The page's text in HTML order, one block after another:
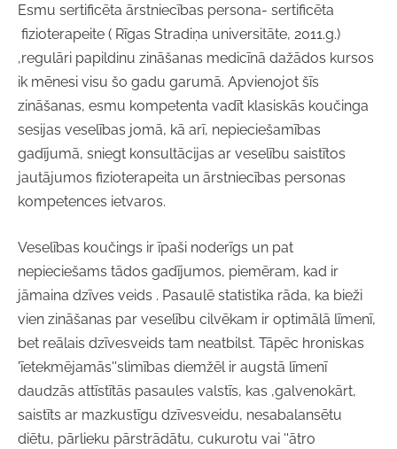
Esmu sertificēta ārstniecības persona- sertificēta
fizioterapeite ( Rīgas Stradiņa universitāte, 2011.g.)
,regulāri papildinu zināšanas medicīnā dažādos kursos
ik mēnesi visu šo gadu garumā. Apvienojot šīs
zināšanas, esmu kompetenta vadīt klasiskās koučinga
sesijas veselības jomā, kā arī, nepieciešamības
gadījumā, sniegt konsultācijas ar veselību saistītos
jautājumos fizioterapeita un ārstniecības personas
kompetences ietvaros.
Veselības koučings ir īpaši noderīgs un pat
nepieciešams tādos gadījumos, piemēram, kad ir
jāmaina dzīves veids . Pasaulē statistika rāda, ka bieži
vien zināšanas par veselību cilvēkam ir optimālā līmenī,
bet reālais dzīvesveids tam neatbilst. Tāpēc hroniskas
'īetekmējamās''slimības diemžēl ir augstā līmenī
daudzās attīstītās pasaules valstīs, kas ,galvenokārt,
saistīts ar mazkustīgu dzīvesveidu, nesabalansētu
diētu, pārlieku pārstrādātu, cukurotu vai ''ātro